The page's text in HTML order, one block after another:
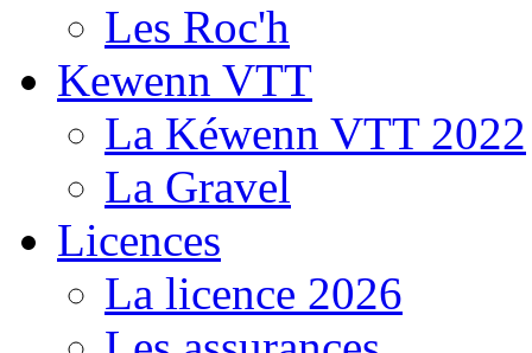
Les Roc'h
Kewenn VTT
La Kéwenn VTT 2022
La Gravel
Licences
La licence 2026